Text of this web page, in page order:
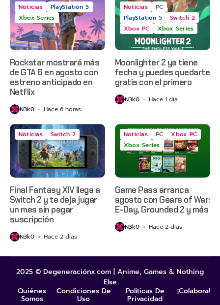
Noticias
PlayStation 5
Xbox Series
Rockstar mostrará más
de GTA 6 en agosto con
estreno anticipado en
Netflix
N3k0 Hace 6 horas
Noticias
PC
PlayStation 5
Switch 2
Xbox PC
Xbox Series
Moonlighter 2 ya tiene
fecha y puedes quedarte
gratis con el primero
N3k0 Hace 1 día
Noticias Switch 2
Final Fantasy XIV llega a
Switch 2 y te deja jugar
un mes sin pagar
suscripción
N3k0 Hace 2 días
Noticias PC
Xbox PC
Xbox Series
Game Pass arranca
agosto con Gears of War:
E-Day, Grounded 2 y más
N3k0 Hace 2 días
2025 © Degeneraciónx.com | Anime, Games & Nothing
Else
Quiénes
Somos
Condiciones De
Uso
Políticas De
Privacidad
¡Colabora!